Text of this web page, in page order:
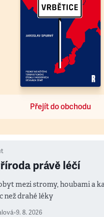
Přejít do obchodu
právě léčí
mezi stromy, houbami a
než drahé léky
•9. 8. 2026